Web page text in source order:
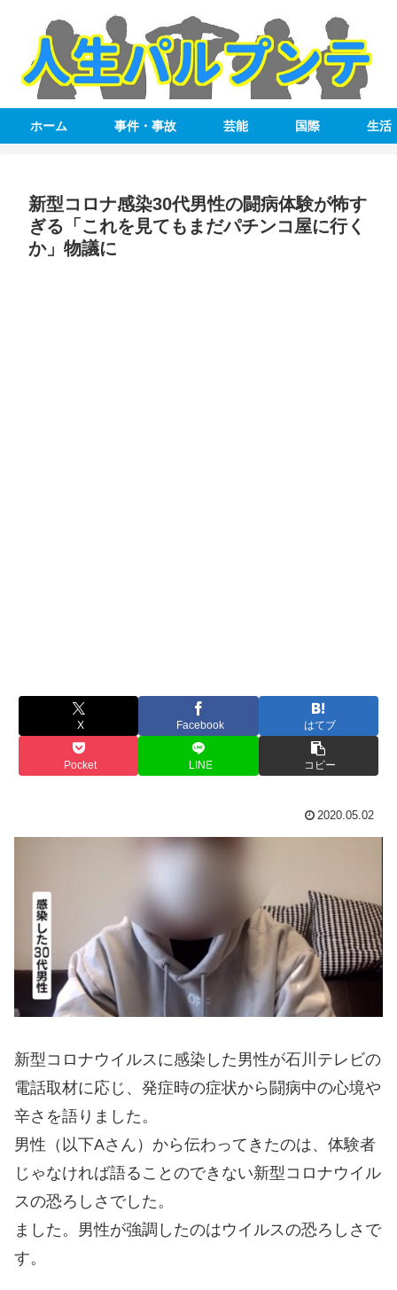
ホーム 事件・事故 芸能 国際 生活
新型コロナ感染30代男性の闘病体験が怖す
ぎる「これを見てもまだパチンコ屋に行く
か」物議に
X Facebook はてブ
Pocket LINE コピー
2020.05.02
新型コロナウイルスに感染した男性が石川テレビの
電話取材に応じ、発症時の症状から闘病中の心境や
辛さを語りました。
男性（以下Aさん）から伝わってきたのは、体験者
じゃなければ語ることのできない新型コロナウイル
スの恐ろしさでした。
ました。男性が強調したのはウイルスの恐ろしさで
す。